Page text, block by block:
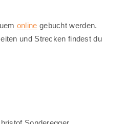
online gebucht werden.
und Strecken findest du